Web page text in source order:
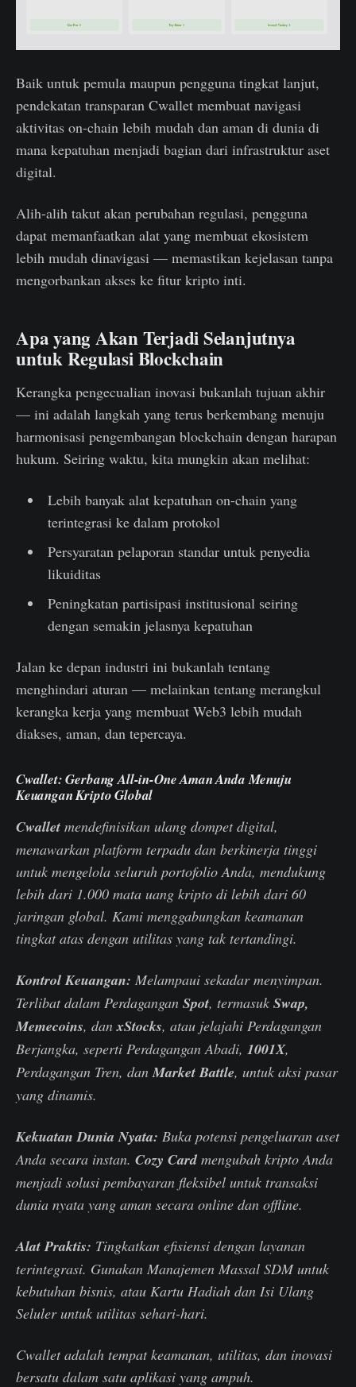
Baik untuk pemula maupun pengguna tingkat lanjut,
pendekatan transparan Cwallet membuat navigasi
aktivitas on-chain lebih mudah dan aman di dunia di
mana kepatuhan menjadi bagian dari infrastruktur aset
digital.
Alih-alih takut akan perubahan regulasi, pengguna
dapat memanfaatkan alat yang membuat ekosistem
lebih mudah dinavigasi — memastikan kejelasan tanpa
mengorbankan akses ke fitur kripto inti.
Apa yang Akan Terjadi Selanjutnya
untuk Regulasi Blockchain
Kerangka pengecualian inovasi bukanlah tujuan akhir
— ini adalah langkah yang terus berkembang menuju
harmonisasi pengembangan blockchain dengan harapan
hukum. Seiring waktu, kita mungkin akan melihat:
Lebih banyak alat kepatuhan on-chain yang
terintegrasi ke dalam protokol
Persyaratan pelaporan standar untuk penyedia
likuiditas
Peningkatan partisipasi institusional seiring
dengan semakin jelasnya kepatuhan
Jalan ke depan industri ini bukanlah tentang
menghindari aturan — melainkan tentang merangkul
kerangka kerja yang membuat Web3 lebih mudah
diakses, aman, dan tepercaya.
Cwallet: Gerbang All-in-One Aman Anda Menuju
Keuangan Kripto Global
Cwallet mendefinisikan ulang dompet digital,
menawarkan platform terpadu dan berkinerja tinggi
untuk mengelola seluruh portofolio Anda, mendukung
lebih dari 1.000 mata uang kripto di lebih dari 60
jaringan global. Kami menggabungkan keamanan
tingkat atas dengan utilitas yang tak tertandingi.
Kontrol Keuangan: Melampaui sekadar menyimpan.
Terlibat dalam Perdagangan Spot, termasuk Swap,
Memecoins, danxStocks, atau jelajahi Perdagangan
Berjangka, seperti Perdagangan Abadi, 1001X,
Perdagangan Tren, dan Market Battle, untuk aksi pasar
yang dinamis.
Kekuatan Dunia Nyata: Buka potensi pengeluaran aset
Anda secara instan. Cozy Cardmengubah kripto Anda
menjadi solusi pembayaran fleksibel untuk transaksi
dunia nyata yang aman secara online dan offline.
Alat Praktis: Tingkatkan efisiensi dengan layanan
terintegrasi. Gunakan Manajemen Massal SDM untuk
kebutuhan bisnis, atau Kartu Hadiah dan Isi Ulang
Seluler untuk utilitas sehari-hari.
Cwallet adalah tempat keamanan, utilitas, dan inovasi
bersatu dalam satu aplikasi yang ampuh.